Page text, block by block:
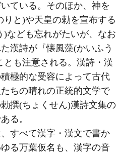
ている。そのほか、神を
と)や天皇の勅を宣布する
)なども忘れがたいが、なお
漢詩が『懐風藻(かいふう
も注意される。漢詩・漢
極的な受容によって古代
ちの晴れの正統的文学で
撰(ちょくせん)漢詩文集の
る。
すべて漢字・漢文で書か
る万葉仮名も、漢字の音